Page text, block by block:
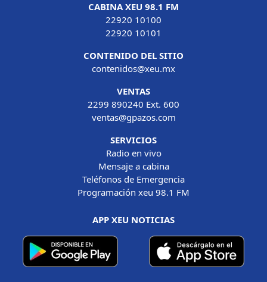
CABINA XEU 98.1 FM
22920 10100
22920 10101
CONTENIDO DEL SITIO
contenidos@xeu.mx
VENTAS
2299 890240 Ext. 600
ventas@gpazos.com
SERVICIOS
Radio en vivo
Mensaje a cabina
Teléfonos de Emergencia
Programación xeu 98.1 FM
APP XEU NOTICIAS